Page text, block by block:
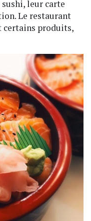
leur carte
Le restaurant
certains produits,